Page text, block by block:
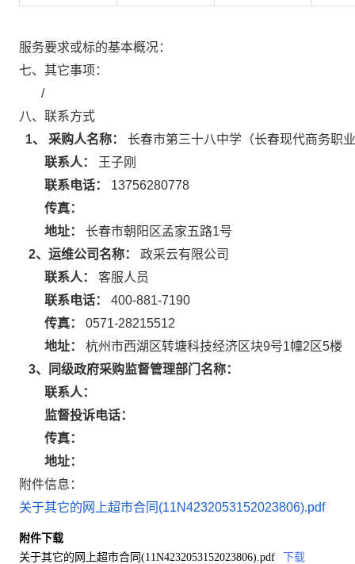
服务要求或标的基本概况：
七、其它事项：
/
八、联系方式
1、 采购人名称：
长春市第三十八中学（长春现代商务职
联系人：
王子刚
联系电话：
13756280778
传真：
地址：
长春市朝阳区孟家五路1号
2、运维公司名称：
政采云有限公司
联系人：
客服人员
联系电话：
400-881-7190
传真：
0571-28215512
地址：
杭州市西湖区转塘科技经济区块9号1幢2区5楼
3、同级政府采购监督管理部门名称：
联系人：
监督投诉电话：
传真：
地址：
附件信息：
关于其它的网上超市合同(11N4232053152023806).pdf
附件下载
关于其它的网上超市合同(11N4232053152023806).pdf
下载